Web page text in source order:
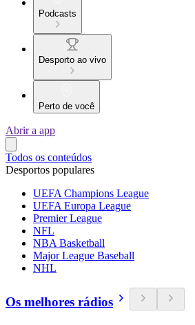
Podcasts
Desporto ao vivo
Perto de você
Abrir a app
Todos os conteúdos
Desportos populares
UEFA Champions League
UEFA Europa League
Premier League
NFL
NBA Basketball
Major League Baseball
NHL
Os melhores rádios